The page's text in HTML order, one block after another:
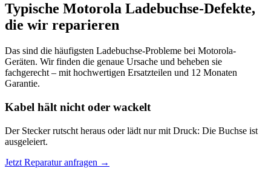
Typische Motorola Ladebuchse-Defekte,
die wir reparieren
Das sind die häufigsten Ladebuchse-Probleme bei Motorola-
Geräten. Wir finden die genaue Ursache und beheben sie
fachgerecht – mit hochwertigen Ersatzteilen und 12 Monaten
Garantie.
Kabel hält nicht oder wackelt
Der Stecker rutscht heraus oder lädt nur mit Druck: Die Buchse ist
ausgeleiert.
Jetzt Reparatur anfragen →